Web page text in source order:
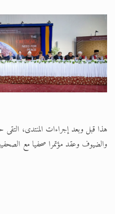
هذا قبل وبعد إجراءات المنتدى،
والضيوف وعقد مؤتمرا صحفيا مع